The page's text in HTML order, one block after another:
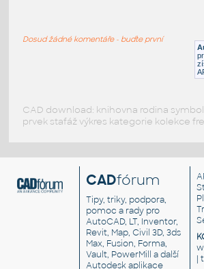
Dosud žádné komentáře - buďte první
CAD download: knihovna rodina
prvek stafáž výkres kategorie kolekce
CADfórum
Tipy, triky, podpora,
pomoc a rady pro
AutoCAD, LT, Inventor,
Revit, Map, Civil 3D, 3ds
Max, Fusion, Forma,
Vault, PowerMill a další
Autodesk aplikace
|